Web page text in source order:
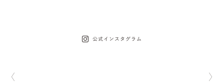
公式インスタグラム